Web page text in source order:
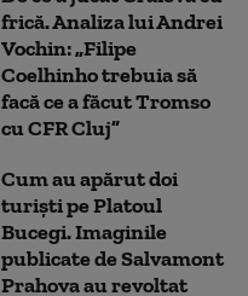
frică. Analiza lui Andrei
Vochin: „Filipe
Coelhinho trebuia să
facă ce a făcut Tromso
cu CFR Cluj”
Cum au apărut doi
turiști pe Platoul
Bucegi. Imaginile
publicate de Salvamont
Prahova au revoltat